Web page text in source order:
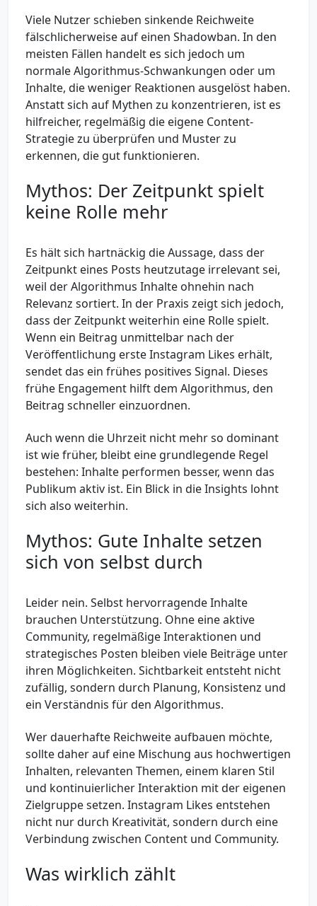
Viele Nutzer schieben sinkende Reichweite
fälschlicherweise auf einen Shadowban. In den
meisten Fällen handelt es sich jedoch um
normale Algorithmus-Schwankungen oder um
Inhalte, die weniger Reaktionen ausgelöst haben.
Anstatt sich auf Mythen zu konzentrieren, ist es
hilfreicher, regelmäßig die eigene Content-
Strategie zu überprüfen und Muster zu
erkennen, die gut funktionieren.
Mythos: Der Zeitpunkt spielt
keine Rolle mehr
Es hält sich hartnäckig die Aussage, dass der
Zeitpunkt eines Posts heutzutage irrelevant sei,
weil der Algorithmus Inhalte ohnehin nach
Relevanz sortiert. In der Praxis zeigt sich jedoch,
dass der Zeitpunkt weiterhin eine Rolle spielt.
Wenn ein Beitrag unmittelbar nach der
Veröffentlichung erste Instagram Likes erhält,
sendet das ein frühes positives Signal. Dieses
frühe Engagement hilft dem Algorithmus, den
Beitrag schneller einzuordnen.
Auch wenn die Uhrzeit nicht mehr so dominant
ist wie früher, bleibt eine grundlegende Regel
bestehen: Inhalte performen besser, wenn das
Publikum aktiv ist. Ein Blick in die Insights lohnt
sich also weiterhin.
Mythos: Gute Inhalte setzen
sich von selbst durch
Leider nein. Selbst hervorragende Inhalte
brauchen Unterstützung. Ohne eine aktive
Community, regelmäßige Interaktionen und
strategisches Posten bleiben viele Beiträge unter
ihren Möglichkeiten. Sichtbarkeit entsteht nicht
zufällig, sondern durch Planung, Konsistenz und
ein Verständnis für den Algorithmus.
Wer dauerhafte Reichweite aufbauen möchte,
sollte daher auf eine Mischung aus hochwertigen
Inhalten, relevanten Themen, einem klaren Stil
und kontinuierlicher Interaktion mit der eigenen
Zielgruppe setzen. Instagram Likes entstehen
nicht nur durch Kreativität, sondern durch eine
Verbindung zwischen Content und Community.
Was wirklich zählt